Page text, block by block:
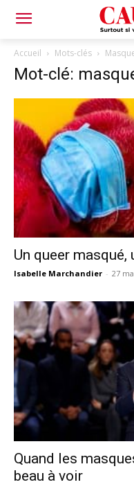
Accueil Mots-clés
Mot-clé:
Un queer masqué,
Isabelle Marchandier - 27
Quand les
beau à voir